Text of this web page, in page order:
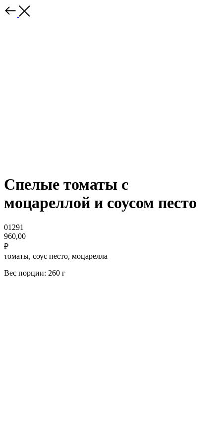
Спелые томаты с
моцареллой и соусом песто
01291
960,00
₽
томаты, соус песто, моцарелла
Вес порции: 260 г